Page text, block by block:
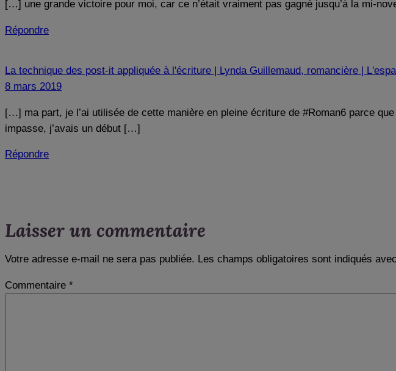
[…] une grande victoire pour moi, car ce n’était vraiment pas gagné jusqu’à la mi-
Répondre
La technique des post-it appliquée à l'écriture | Lynda Guillemaud, romancière |
8 mars 2019
[…] ma part, je l’ai utilisée de cette manière en pleine écriture de #Roman6 parce
impasse, j’avais un début […]
Répondre
Laisser un commentaire
Votre adresse e-mail ne sera pas publiée. Les champs obligatoires sont indiqués avec
Commentaire *